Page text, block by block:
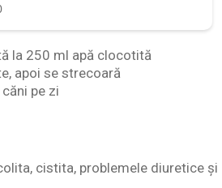
la 250 ml apă clocotită
apoi se strecoară
pe zi
cistita, problemele diuretice și